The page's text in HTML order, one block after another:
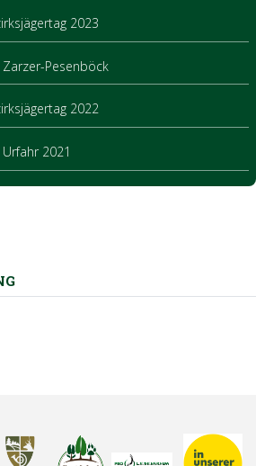
2023
Pesenböck
2022
2021